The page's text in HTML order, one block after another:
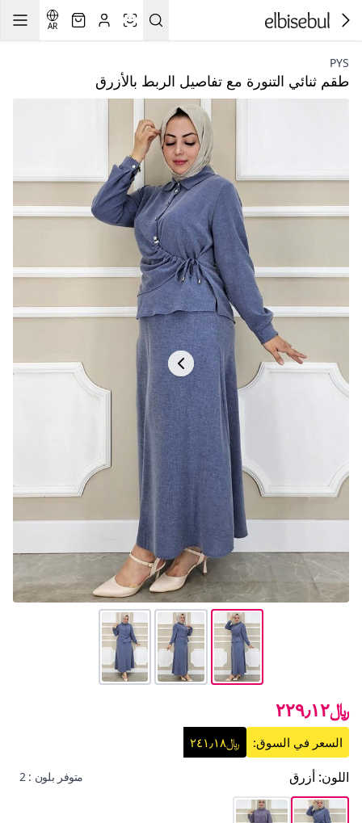
AR
PYS
طقم ثنائي التنورة مع تفاصيل الربط بالأزرق
﷼٢٢٩٫١٢
السعر في السوق: ﷼٢٤١٫١٨
اللون: أزرق متوفر بلون : 2